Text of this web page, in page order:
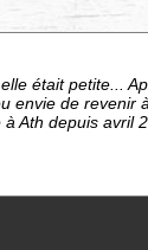
était petite...
envie de
Ath depuis